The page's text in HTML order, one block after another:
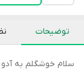
توضیحات
سلام خوشگلم به